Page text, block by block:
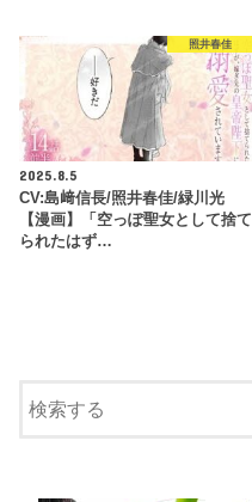
照井春佳
2025.8.5
CV:島﨑信長/照井春佳/緑川光
【漫画】「空っぽ聖女として捨て
られたはず…